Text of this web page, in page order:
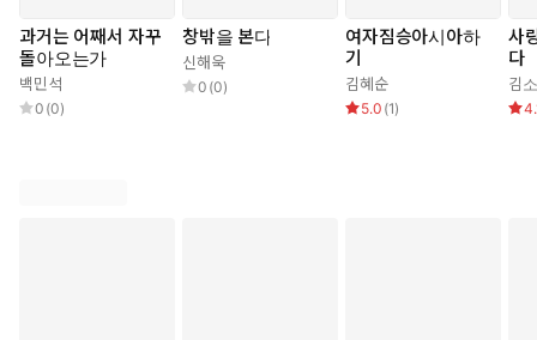
지않고 되살리는 DNA라도 들어있는 것인지. 빨리 자라는 나무들을 대견
해하면서도 뒤처지는듯 보이는 나무에 더 눈길을 주고 염려하는 모습, 집
을 나서면서 자기도 모르게 ‘금방 올게’라고 인사하는 마음, 작은 집안 풍
경 안에 있으면 철저하게 바깥 세계와 단절되지만 내향적인 집에서도 외
과거는 어째서 자꾸
돌아오는가
백민석
0 (0)
창밖을 본다
신해욱
0 (0)
여자짐승아시아하
기
김혜순
5.0 (1)
사
다
김